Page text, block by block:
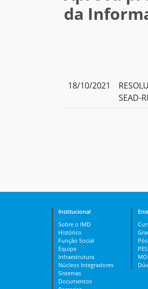
da
18/10/2021
SEAD-
Institucional
Sobre o IMD
Histórico
Função Social
Equipe
Infraestrutura
Núcleos Integradores
Sistemas
Documentos
PES